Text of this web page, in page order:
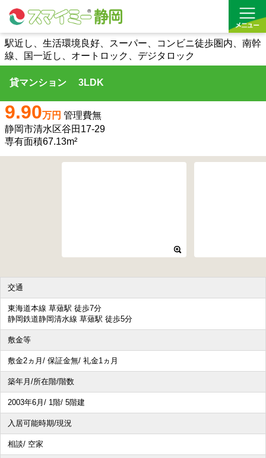
お気に入り
沿線から探す(借りる)
その他、こだわり条件で探す
駅近し、生活環境良好、スーパー、コンビニ徒歩圏内、南幹
線、国一近し、オートロック、デジタロック
貸マンション 3LDK
9.90万円 管理費無
静岡市清水区谷田17-29
専有面積67.13m²
交通
東海道本線 草薙駅 徒歩7分
静岡鉄道静岡清水線 草薙駅 徒歩5分
敷金等
敷金2ヵ月/ 保証金無/ 礼金1ヵ月
築年月/所在階/階数
2003年6月/ 1階/ 5階建
入居可能時期/現況
相談/ 空家